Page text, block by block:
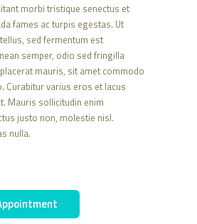
morbi tristique senectus et
fames ac turpis egestas. Ut
sed fermentum est
semper, odio sed fringilla
mauris, sit amet commodo
Curabitur varius eros et lacus
Mauris sollicitudin enim
justo non, molestie nisl.
nulla.